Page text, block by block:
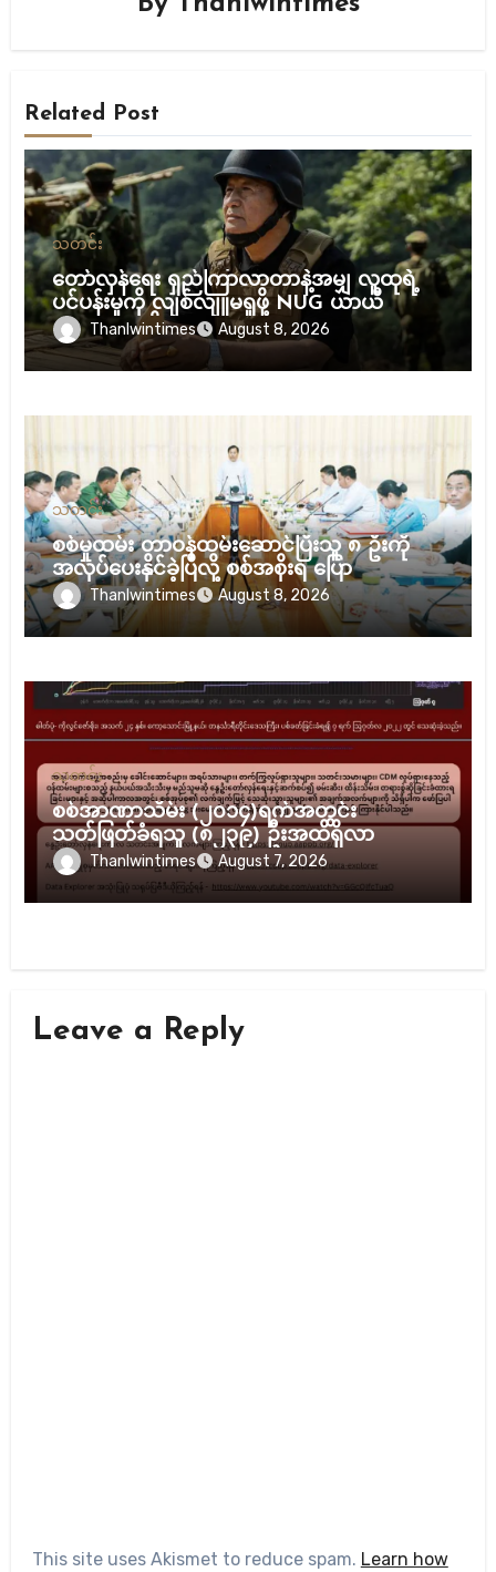
Related Post
သတင်း
တော်လှန်ရေး ရှည်ကြာလာတာနဲ့အမျှ လူထုရဲ့
ပင်ပန်းမှုကို လျစ်လျူမရှုဖို့ NUG ယာယီ
သမ္မတ သတိပေး
Thanlwintimes August 8, 2026
သတင်း
စစ်မှုထမ်း တာဝန်ထမ်းဆောင်ပြီးသူ ၈ ဦးကို
အလုပ်ပေးနိုင်ခဲ့ပြီလို့ စစ်အစိုးရ ပြော
Thanlwintimes August 8, 2026
သတင်း
စစ်အာဏာသိမ်း (၂၀၁၄)ရက်အတွင်း
သတ်ဖြတ်ခံရသူ (၈၂၃၉) ဦးအထိရှိလာ
Thanlwintimes August 7, 2026
Leave a Reply
This site uses Akismet to reduce spam. Learn how